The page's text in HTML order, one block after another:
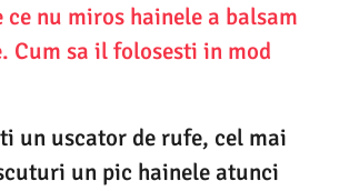
ce nu miros hainele a balsam
Cum sa il folosesti in mod
un uscator de rufe, cel mai
un pic hainele atunci